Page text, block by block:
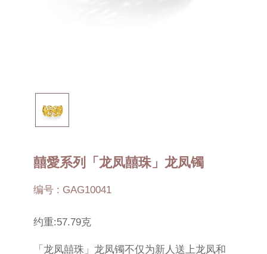
囍愛系列「龙凤囍珠」龙凤镯
编号 : GAG10041
约重:57.79克
「龙凤囍珠」龙凤镯不仅为新人送上龙凤和